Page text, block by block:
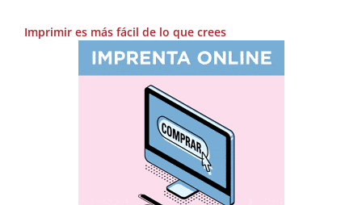
Imprimir es más fácil de lo que crees